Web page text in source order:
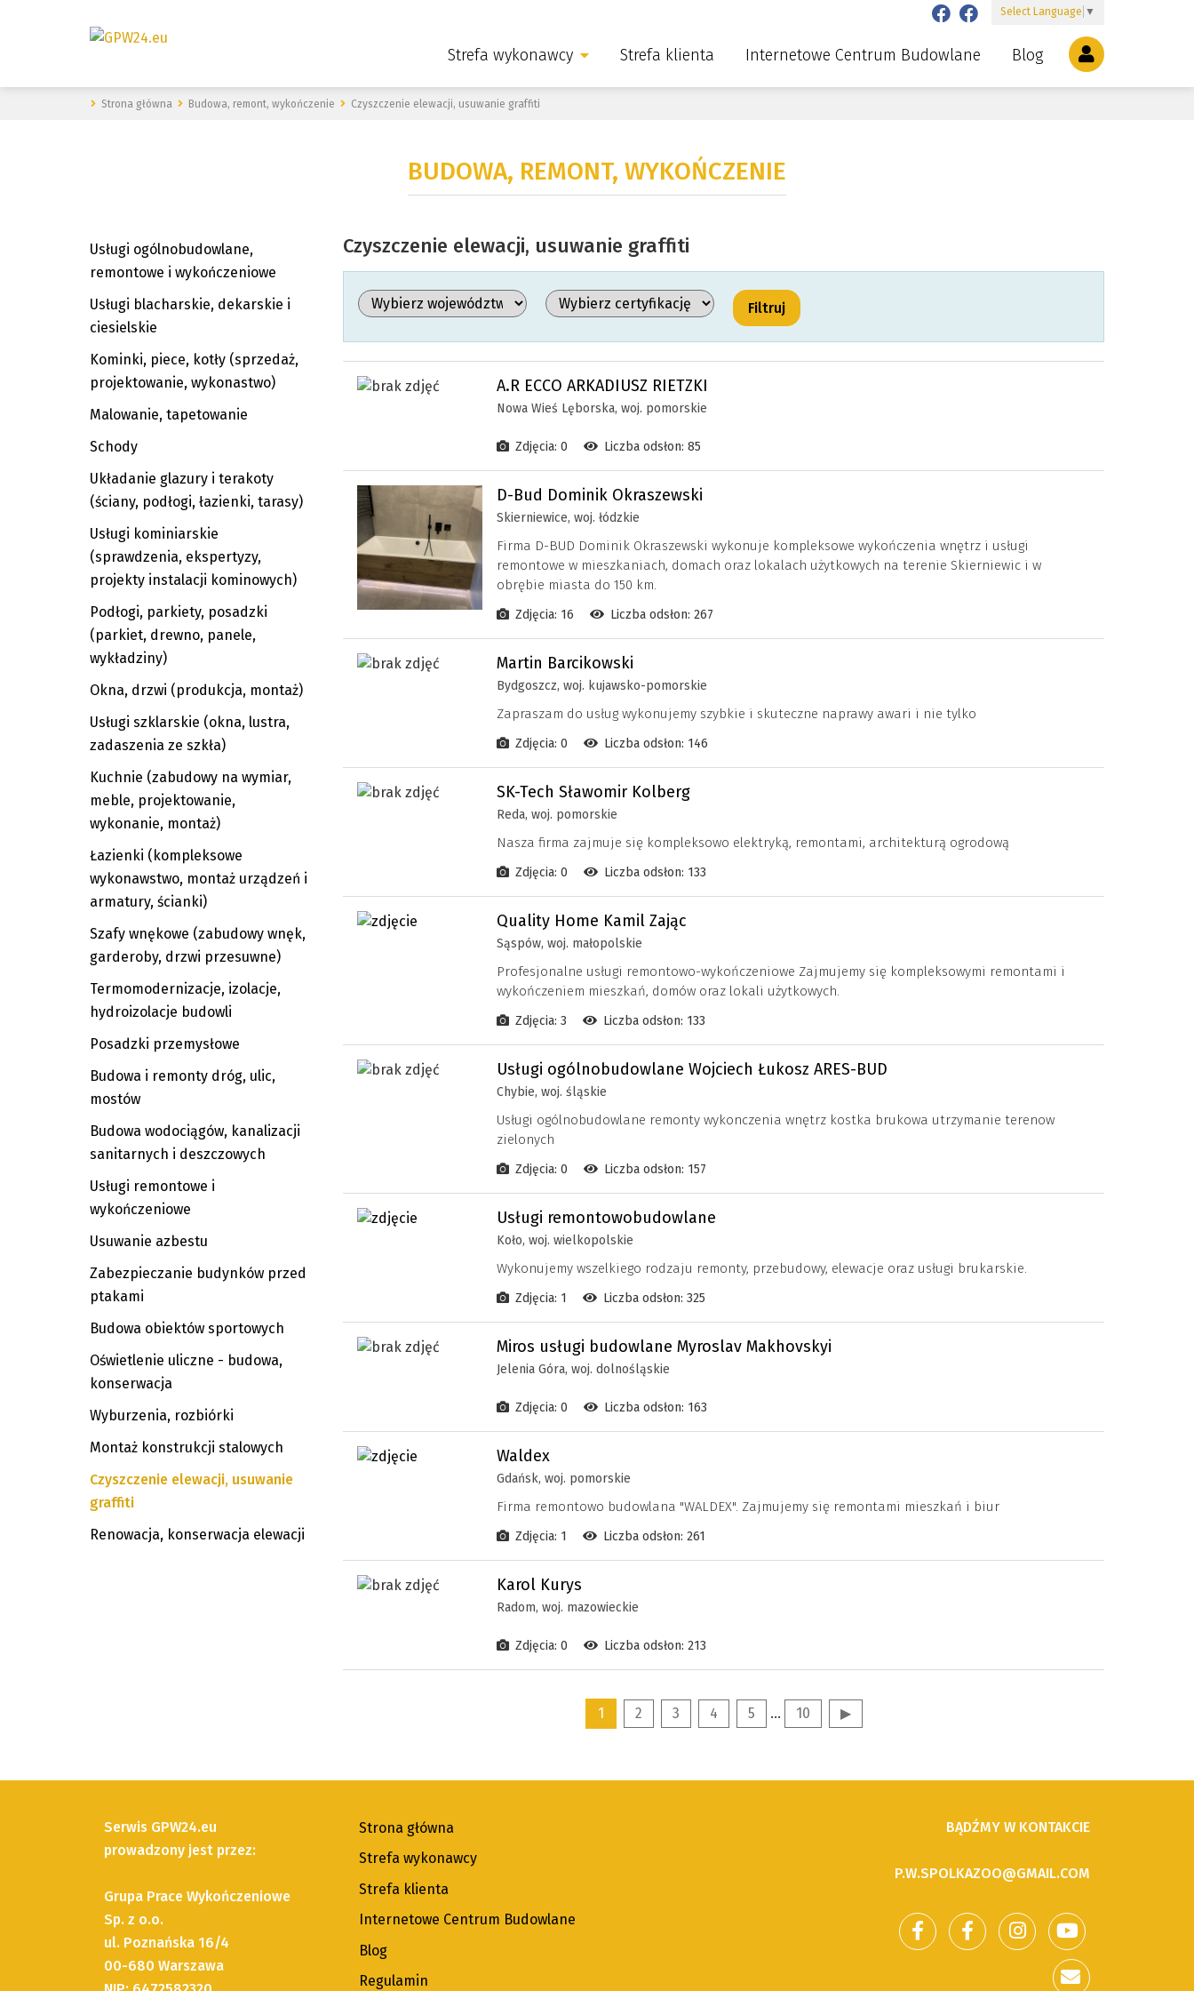
Select Language ▼
Strefa wykonawcy Strefa klienta Internetowe Centrum Budowlane Blog
Strona główna Budowa, remont, wykończenie Czyszczenie elewacji, usuwanie graffiti
BUDOWA, REMONT, WYKOŃCZENIE
Usługi ogólnobudowlane,
remontowe i wykończeniowe
Usługi blacharskie, dekarskie i
ciesielskie
Kominki, piece, kotły (sprzedaż,
projektowanie, wykonastwo)
Malowanie, tapetowanie
Schody
Układanie glazury i terakoty
(ściany, podłogi, łazienki, tarasy)
Usługi kominiarskie
(sprawdzenia, ekspertyzy,
projekty instalacji kominowych)
Podłogi, parkiety, posadzki
(parkiet, drewno, panele,
wykładziny)
Okna, drzwi (produkcja, montaż)
Usługi szklarskie (okna, lustra,
zadaszenia ze szkła)
Kuchnie (zabudowy na wymiar,
meble, projektowanie,
wykonanie, montaż)
Łazienki (kompleksowe
wykonawstwo, montaż urządzeń i
armatury, ścianki)
Szafy wnękowe (zabudowy wnęk,
garderoby, drzwi przesuwne)
Termomodernizacje, izolacje,
hydroizolacje budowli
Posadzki przemysłowe
Budowa i remonty dróg, ulic,
mostów
Budowa wodociągów, kanalizacji
sanitarnych i deszczowych
Usługi remontowe i
wykończeniowe
Usuwanie azbestu
Zabezpieczanie budynków przed
ptakami
Budowa obiektów sportowych
Oświetlenie uliczne - budowa,
konserwacja
Wyburzenia, rozbiórki
Montaż konstrukcji stalowych
Czyszczenie elewacji, usuwanie
graffiti
Renowacja, konserwacja elewacji
Czyszczenie elewacji, usuwanie graffiti
A.R ECCO ARKADIUSZ RIETZKI
Nowa Wieś Lęborska, woj. pomorskie
Zdjęcia: 0 Liczba odsłon: 85
D-Bud Dominik Okraszewski
Skierniewice, woj. łódzkie
Firma D-BUD Dominik Okraszewski wykonuje kompleksowe wykończenia wnętrz i usługi
remontowe w mieszkaniach, domach oraz lokalach użytkowych na terenie Skierniewic i w
obrębie miasta do 150 km.
Zdjęcia: 16 Liczba odsłon: 267
Martin Barcikowski
Bydgoszcz, woj. kujawsko-pomorskie
Zapraszam do usług wykonujemy szybkie i skuteczne naprawy awari i nie tylko
Zdjęcia: 0 Liczba odsłon: 146
SK-Tech Sławomir Kolberg
Reda, woj. pomorskie
Nasza firma zajmuje się kompleksowo elektryką, remontami, architekturą ogrodową
Zdjęcia: 0 Liczba odsłon: 133
Quality Home Kamil Zając
Sąspów, woj. małopolskie
Profesjonalne usługi remontowo-wykończeniowe Zajmujemy się kompleksowymi remontami i
wykończeniem mieszkań, domów oraz lokali użytkowych.
Zdjęcia: 3 Liczba odsłon: 133
Usługi ogólnobudowlane Wojciech Łukosz ARES-BUD
Chybie, woj. śląskie
Usługi ogólnobudowlane remonty wykonczenia wnętrz kostka brukowa utrzymanie terenow
zielonych
Zdjęcia: 0 Liczba odsłon: 157
Usługi remontowobudowlane
Koło, woj. wielkopolskie
Wykonujemy wszelkiego rodzaju remonty, przebudowy, elewacje oraz usługi brukarskie.
Zdjęcia: 1 Liczba odsłon: 325
Miros usługi budowlane Myroslav Makhovskyi
Jelenia Góra, woj. dolnośląskie
Zdjęcia: 0 Liczba odsłon: 163
Waldex
Gdańsk, woj. pomorskie
Firma remontowo budowlana "WALDEX". Zajmujemy się remontami mieszkań i biur
Zdjęcia: 1 Liczba odsłon: 261
Karol Kurys
Radom, woj. mazowieckie
Zdjęcia: 0 Liczba odsłon: 213
1 2 3 4 5 ... 10 ▶
Serwis GPW24.eu
prowadzony jest przez:
Grupa Prace Wykończeniowe
Sp. z o.o.
ul. Poznańska 16/4
00-680 Warszawa
Strona główna
Strefa wykonawcy
Strefa klienta
Internetowe Centrum Budowlane
Blog
Regulamin
BĄDŹMY W KONTAKCIE
P.W.SPOLKAZOO@GMAIL.COM